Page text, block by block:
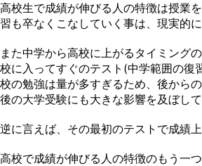
高校生で成績が伸びる人の特徴は授業
習も卒なくこなしていく事は、現実的
また中学から高校に上がるタイミング
校に入ってすぐのテスト(中学範囲の復
校の勉強は量が多すぎるため、後から
後の大学受験にも大きな影響を及ぼし
逆に言えば、その最初のテストで成績
高校で成績が伸びる人の特徴のもう一